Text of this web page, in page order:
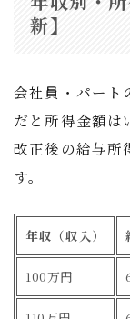
新】
会社員・パート
だと所得金額は
改正後の給与所
す。
年収（収入）
100万円